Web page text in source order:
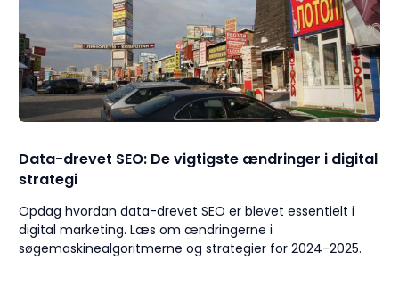
Data-drevet SEO: De vigtigste ændringer i digital
strategi
Opdag hvordan data-drevet SEO er blevet essentielt i
digital marketing. Læs om ændringerne i
søgemaskinealgoritmerne og strategier for 2024-2025.